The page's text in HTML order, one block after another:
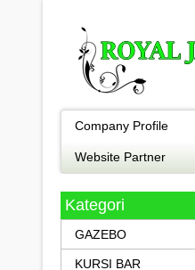
Company Profile
Website Partner
Kategori
GAZEBO
KURSI BAR